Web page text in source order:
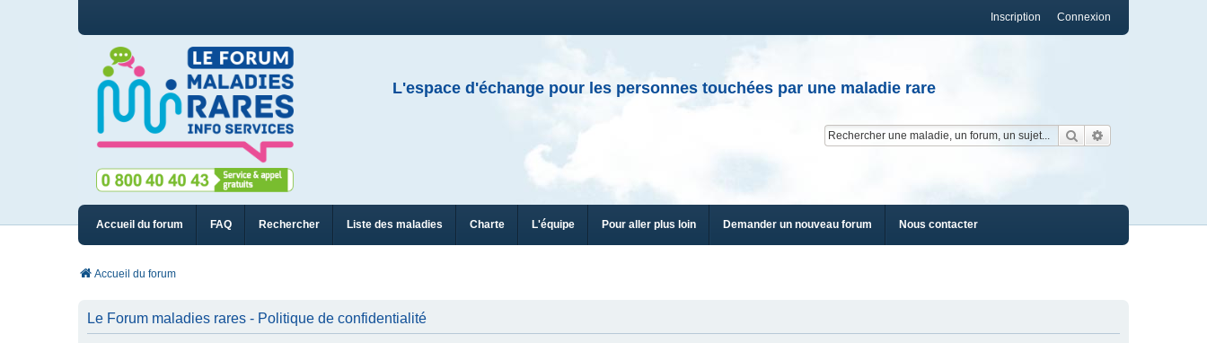
Connexion
Inscription
L'espace d'échange pour les personnes touchées par une maladie rare
Rechercher
Accueil du forum FAQ Rechercher Liste des maladies Charte L'équipe Pour aller plus loin Demander un nouveau forum Nous contacter
Accueil du forum
Le Forum maladies rares - Politique de confidentialité